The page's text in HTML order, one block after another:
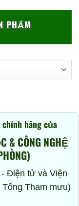
PHẨM
hãng của
& CÔNG NGHỆ
Điện tử và Viện
Tham mưu)